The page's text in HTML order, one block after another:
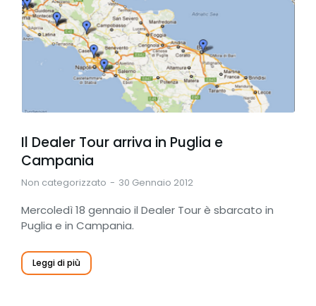
Il Dealer Tour arriva in Puglia e
Campania
Non categorizzato 30 Gennaio 2012
Mercoledì 18 gennaio il Dealer Tour è sbarcato in
Puglia e in Campania.
Leggi di più